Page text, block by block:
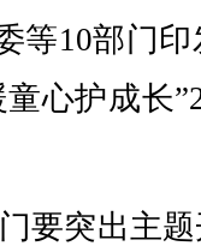
等10部门
心护成长
要突出主